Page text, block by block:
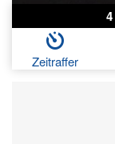
4
Zeitraffer